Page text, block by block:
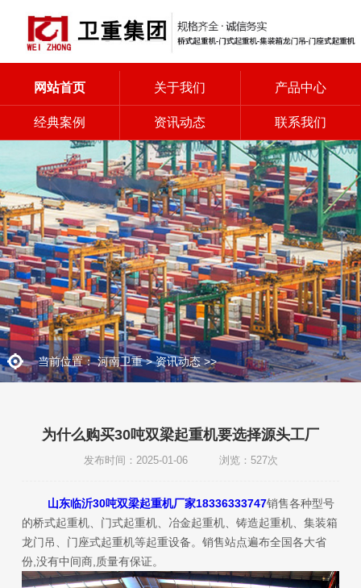
网站首页 关于我们 产品中心
经典案例 资讯动态 联系我们
当前位置：河南卫重>资讯动态>>
为什么购买30吨双梁起重机要选择源头工厂
发布时间：2025-01-06 浏览：527次
山东临沂30吨双梁起重机厂家18336333747销售各种型号
的桥式起重机、门式起重机、冶金起重机、铸造起重机、集装箱
龙门吊、门座式起重机等起重设备。销售站点遍布全国各大省
份,没有中间商,质量有保证。